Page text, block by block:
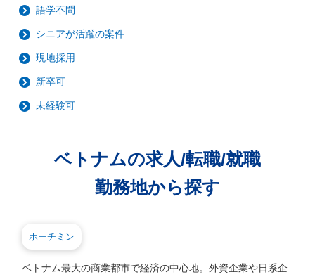
語学不問
シニアが活躍の案件
現地採用
新卒可
未経験可
ベトナムの求人/転職/就職
勤務地から探す
ホーチミン
ベトナム最大の商業都市で経済の中心地。外資企業や日系企